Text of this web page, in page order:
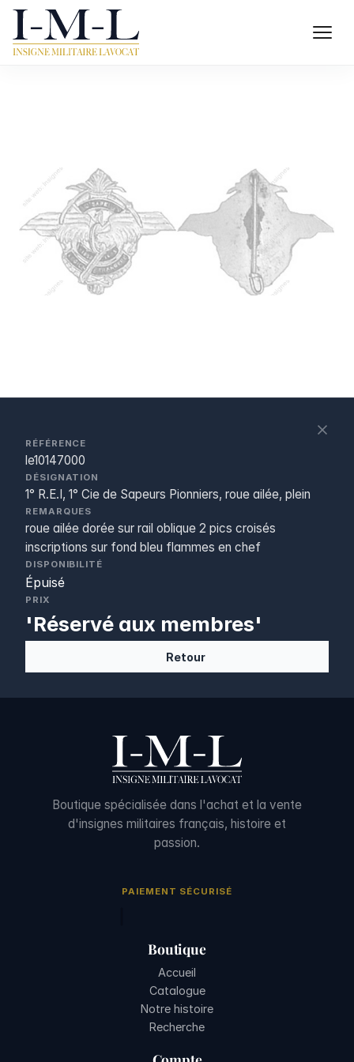
RÉFÉRENCE
le10147000
DÉSIGNATION
1° R.E.I, 1° Cie de Sapeurs Pionniers, roue ailée, plein
REMARQUES
roue ailée dorée sur rail oblique 2 pics croisés
inscriptions sur fond bleu flammes en chef
DISPONIBILITÉ
Épuisé
PRIX
'Réservé aux membres'
Retour
Boutique spécialisée dans l'achat et la vente
d'insignes militaires français, histoire et
passion.
PAIEMENT SÉCURISÉ
Boutique
Accueil
Catalogue
Notre histoire
Recherche